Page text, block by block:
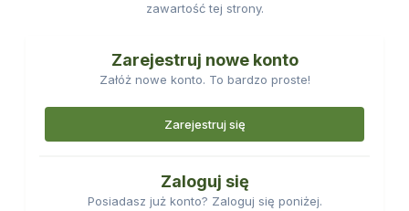
zawartość tej strony.
Zarejestruj nowe konto
Załóż nowe konto. To bardzo proste!
Zarejestruj się
Zaloguj się
Posiadasz już konto? Zaloguj się poniżej.